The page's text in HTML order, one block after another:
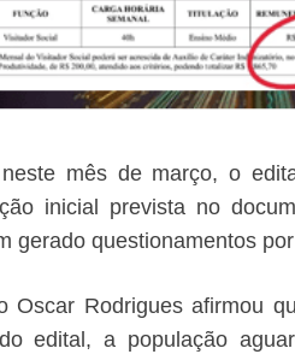
mês de março, o
inicial prevista no
gerado questionamentos
Oscar Rodrigues afirmou
edital, a população